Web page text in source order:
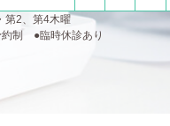
第2、第4木曜
制 ●臨時休診あり